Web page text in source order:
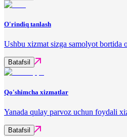
O'rindiq tanlash
Ushbu xizmat sizga samolyot
Batafsil
Qo'shimcha xizmatlar
Yanada qulay parvoz uchun foydali
Batafsil